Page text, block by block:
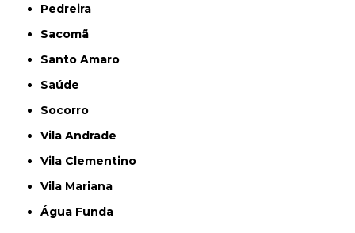
Pedreira
Sacomã
Santo Amaro
Saúde
Socorro
Vila Andrade
Vila Clementino
Vila Mariana
Água Funda